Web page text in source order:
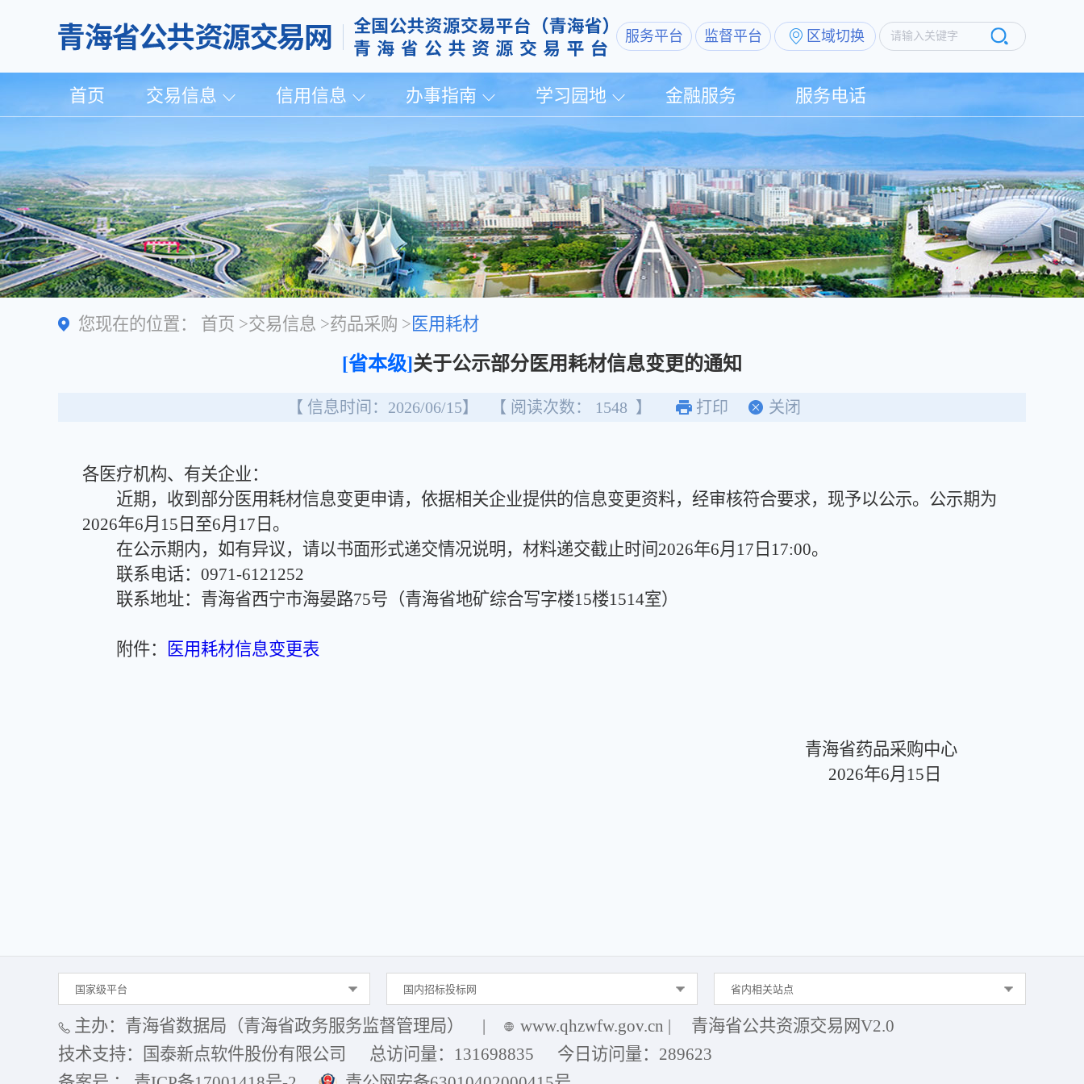
服务平台 监督平台 区域切换 请输入关键字
首页 交易信息 信用信息 办事指南 学习园地 金融服务 服务电话
您现在的位置： 首页 >交易信息 >药品采购 > 医用耗材
[省本级]关于公示部分医用耗材信息变更的通知
【 信息时间：2026/06/15】 【 阅读次数： 1548 】 打印 关闭
各医疗机构、有关企业：
近期，收到部分医用耗材信息变更申请，依据相关企业提供的信息变更资料，经审核符合要求，现予以公示。公示期为
2026年6月15日至6月17日。
在公示期内，如有异议，请以书面形式递交情况说明，材料递交截止时间2026年6月17日17:00。
联系电话：0971-6121252
联系地址：青海省西宁市海晏路75号（青海省地矿综合写字楼15楼1514室）
附件： 医用耗材信息变更表
青海省药品采购中心
2026年6月15日
国家级平台 国内招标投标网 省内相关站点
主办：青海省数据局（青海省政务服务监督管理局） | www.qhzwfw.gov.cn |
青海省公共资源交易网V2.0
技术支持：国泰新点软件股份有限公司
总访问量： 131698835 今日访问量： 289623